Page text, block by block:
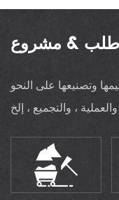
طلب & مشروع
وتصنيعها على النحو